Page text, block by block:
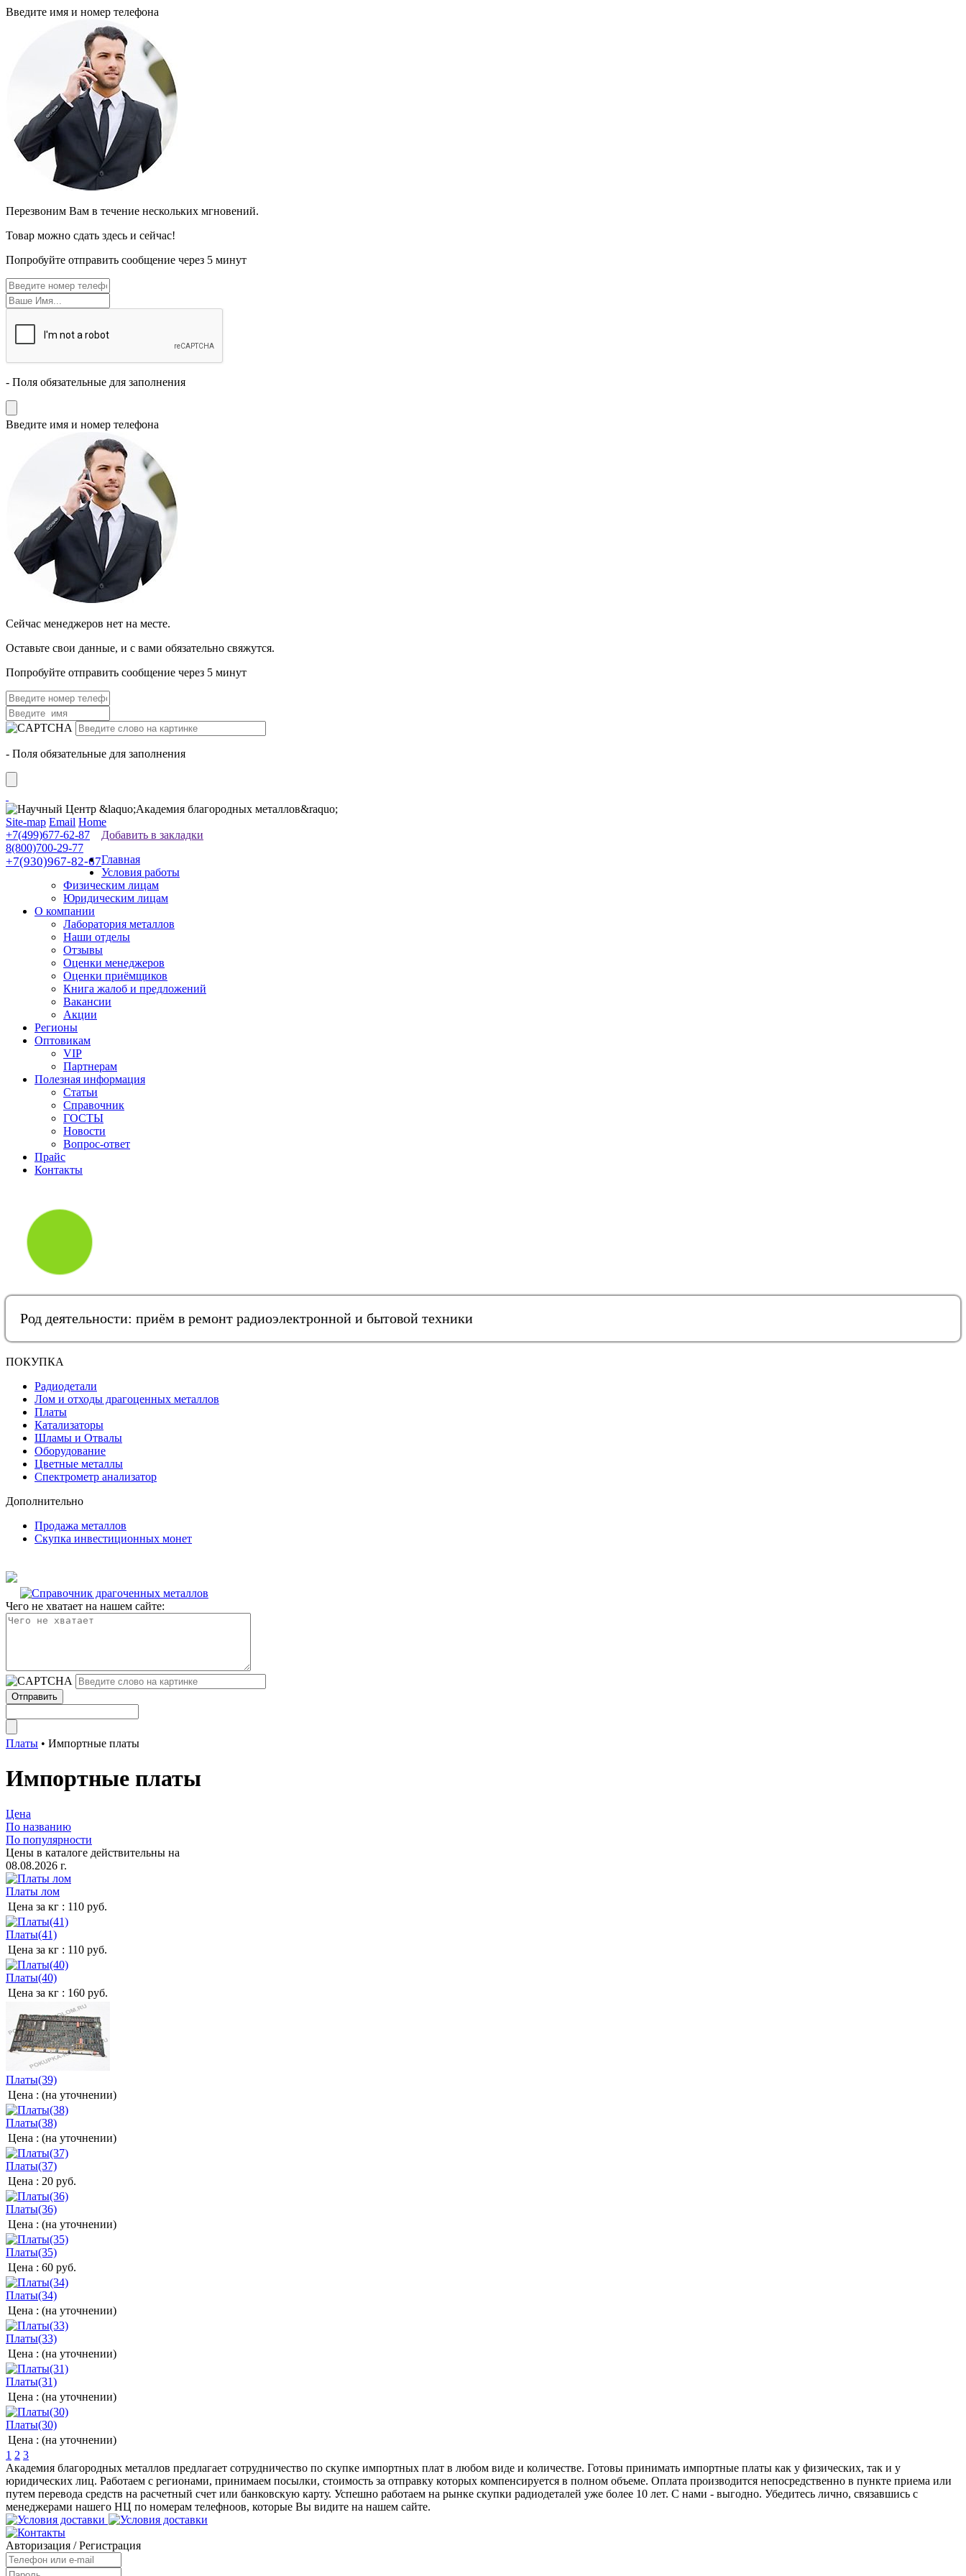
Введите имя и номер телефона
Перезвоним Вам в течение нескольких мгновений.
Товар можно сдать здесь и сейчас!
Попробуйте отправить сообщение через 5 минут
- Поля обязательные для заполнения
Введите имя и номер телефона
Cейчас менеджеров нет на месте.
Оставьте свои данные, и с вами обязательно свяжутся.
Попробуйте отправить сообщение через 5 минут
- Поля обязательные для заполнения
Site-map Email Home
+7(499)677-62-87
8(800)700-29-77
+7(930)967-82-67
Добавить в закладки
Главная
Условия работы
Физическим лицам
Юридическим лицам
О компании
Лаборатория металлов
Наши отделы
Отзывы
Оценки менеджеров
Оценки приёмщиков
Книга жалоб и предложений
Вакансии
Акции
Регионы
Оптовикам
VIP
Партнерам
Полезная информация
Статьи
Справочник
ГОСТЫ
Новости
Вопрос-ответ
Прайс
Контакты
Род деятельности: приём в ремонт радиоэлектронной и бытовой техники
ПОКУПКА
Радиодетали
Лом и отходы драгоценных металлов
Платы
Катализаторы
Шламы и Отвалы
Оборудование
Цветные металлы
Спектрометр анализатор
Дополнительно
Продажа металлов
Скупка инвестиционных монет
Чего не хватает на нашем сайте:
Платы • Импортные платы
Импортные платы
Цена
По названию
По популярности
Цены в каталоге действительны на
08.08.2026 г.
Платы лом
Цена за кг : 110 руб.
Платы(41)
Цена за кг : 110 руб.
Платы(40)
Цена за кг : 160 руб.
Платы(39)
Цена : (на уточнении)
Платы(38)
Цена : (на уточнении)
Платы(37)
Цена : 20 руб.
Платы(36)
Цена : (на уточнении)
Платы(35)
Цена : 60 руб.
Платы(34)
Цена : (на уточнении)
Платы(33)
Цена : (на уточнении)
Платы(31)
Цена : (на уточнении)
Платы(30)
Цена : (на уточнении)
1 2 3
Академия благородных металлов предлагает сотрудничество по скупке импортных плат в любом виде и количестве. Готовы принимать импортные платы как у физических, так и у
юридических лиц. Работаем с регионами, принимаем посылки, стоимость за отправку которых компенсируется в полном объеме. Оплата производится непосредственно в пункте приема или
путем перевода средств на расчетный счет или банковскую карту. Успешно работаем на рынке скупки радиодеталей уже более 10 лет. С нами - выгодно. Убедитесь лично, связавшись с
менеджерами нашего НЦ по номерам телефноов, которые Вы видите на нашем сайте.
Авторизация /Регистрация